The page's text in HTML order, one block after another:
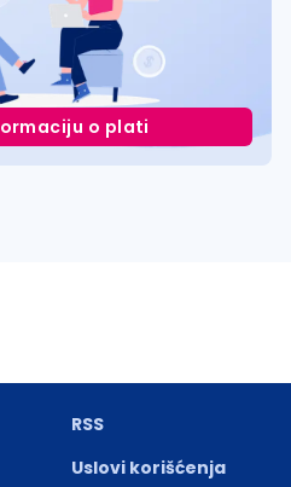
o plati
RSS
Uslovi korišćenja